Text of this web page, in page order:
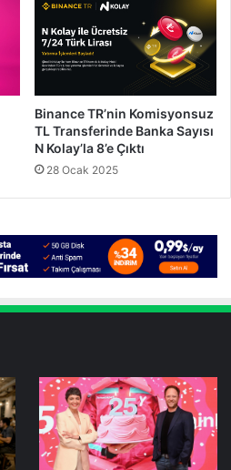
Binance TR’nin Komisyonsuz
TL Transferinde Banka Sayısı
N Kolay’la 8’e Çıktı
28 Ocak 2025